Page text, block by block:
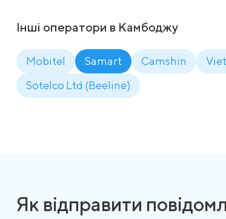
Інші оператори в Камбоджу
Mobitel Samart Camshin
Sotelco Ltd (Beeline)
Як відправити